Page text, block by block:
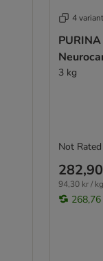
4
3 kg
94,30 kr / kg
Not Rated